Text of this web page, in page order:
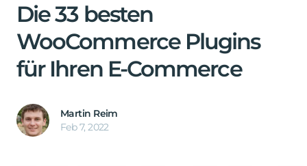
Die 33 besten
WooCommerce Plugins
für Ihren E-Commerce
Martin Reim
Feb 7, 2022